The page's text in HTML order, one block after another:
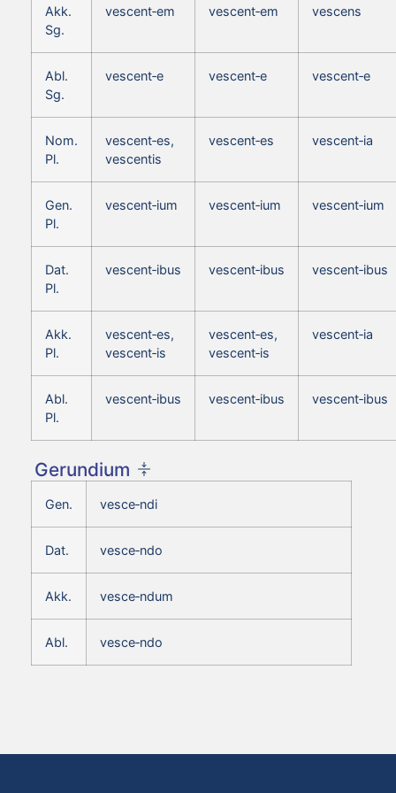
Akk.
Sg.
vescent‑em vescent‑em vescens
Abl.
Sg.
vescent‑e vescent‑e vescent‑e
Nom.
Pl.
vescent‑es,
vescentis
vescent‑es vescent‑ia
Gen.
Pl.
vescent‑ium vescent‑ium vescent‑ium
Dat.
Pl.
vescent‑ibus vescent‑ibus vescent‑ibus
Akk.
Pl.
vescent‑es,
vescent‑is
vescent‑es,
vescent‑is
vescent‑ia
Abl.
Pl.
vescent‑ibus vescent‑ibus vescent‑ibus
Gerundium
Gen. vesce‑ndi
Dat. vesce‑ndo
Akk. vesce‑ndum
Abl. vesce‑ndo